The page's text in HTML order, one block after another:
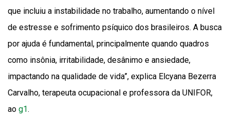
que incluiu a instabilidade no trabalho, aumentando o nível
de estresse e sofrimento psíquico dos brasileiros. A busca
por ajuda é fundamental, principalmente quando quadros
como insônia, irritabilidade, desânimo e ansiedade,
impactando na qualidade de vida”, explica Elcyana Bezerra
Carvalho, terapeuta ocupacional e professora da UNIFOR,
ao g1.